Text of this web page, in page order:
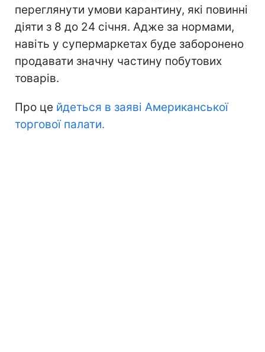
переглянути умови карантину, які повинні
діяти з 8 до 24 січня. Адже за нормами,
навіть у супермаркетах буде заборонено
продавати значну частину побутових
товарів.
Про це йдеться в заяві Американської
торгової палати.